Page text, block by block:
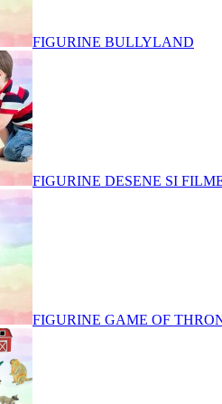
FIGURINE BULLYLAND
FIGURINE DESENE SI
FIGURINE GAME OF